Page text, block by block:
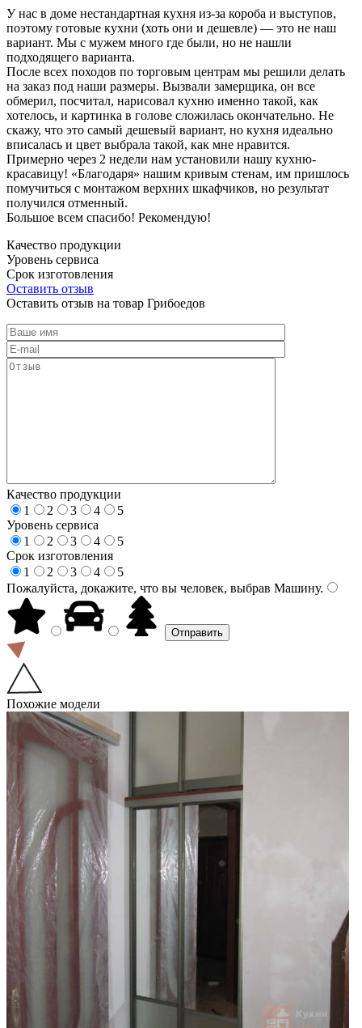
У нас в доме нестандартная кухня из-за короба и выступов,
поэтому готовые кухни (хоть они и дешевле) — это не наш
вариант. Мы с мужем много где были, но не нашли
подходящего варианта.
После всех походов по торговым центрам мы решили делать
на заказ под наши размеры. Вызвали замерщика, он все
обмерил, посчитал, нарисовал кухню именно такой, как
хотелось, и картинка в голове сложилась окончательно. Не
скажу, что это самый дешевый вариант, но кухня идеально
вписалась и цвет выбрала такой, как мне нравится.
Примерно через 2 недели нам установили нашу кухню-
красавицу! «Благодаря» нашим кривым стенам, им пришлось
помучиться с монтажом верхних шкафчиков, но результат
получился отменный.
Большое всем спасибо! Рекомендую!
Качество продукции
Уровень сервиса
Срок изготовления
Оставить отзыв
Оставить отзыв на товар Грибоедов
Качество продукции
1
2 3 4
5
Уровень сервиса
1
2 3 4
5
Срок изготовления
1
2 3 4
5
Пожалуйста, докажите, что вы человек, выбрав Машину.
Похожие модели